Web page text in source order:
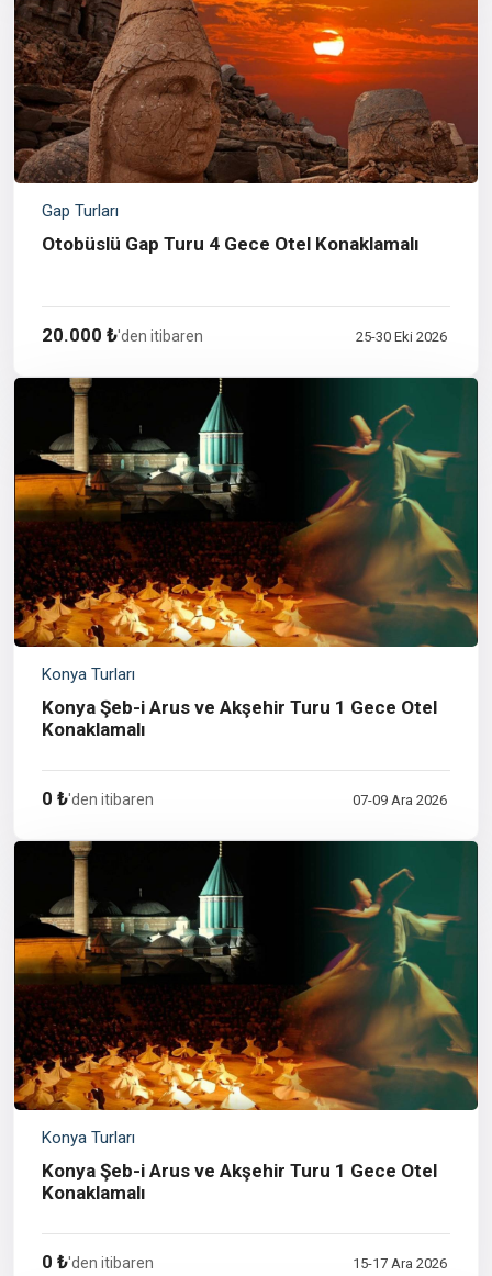
Gap Turları
Otobüslü Gap Turu 4 Gece Otel Konaklamalı
20.000 ₺'den itibaren 25-30 Eki 2026
Konya Turları
Konya Şeb-i Arus ve Akşehir Turu 1 Gece Otel
Konaklamalı
0 ₺'den itibaren 07-09 Ara 2026
Konya Turları
Konya Şeb-i Arus ve Akşehir Turu 1 Gece Otel
Konaklamalı
0 ₺'den itibaren 15-17 Ara 2026